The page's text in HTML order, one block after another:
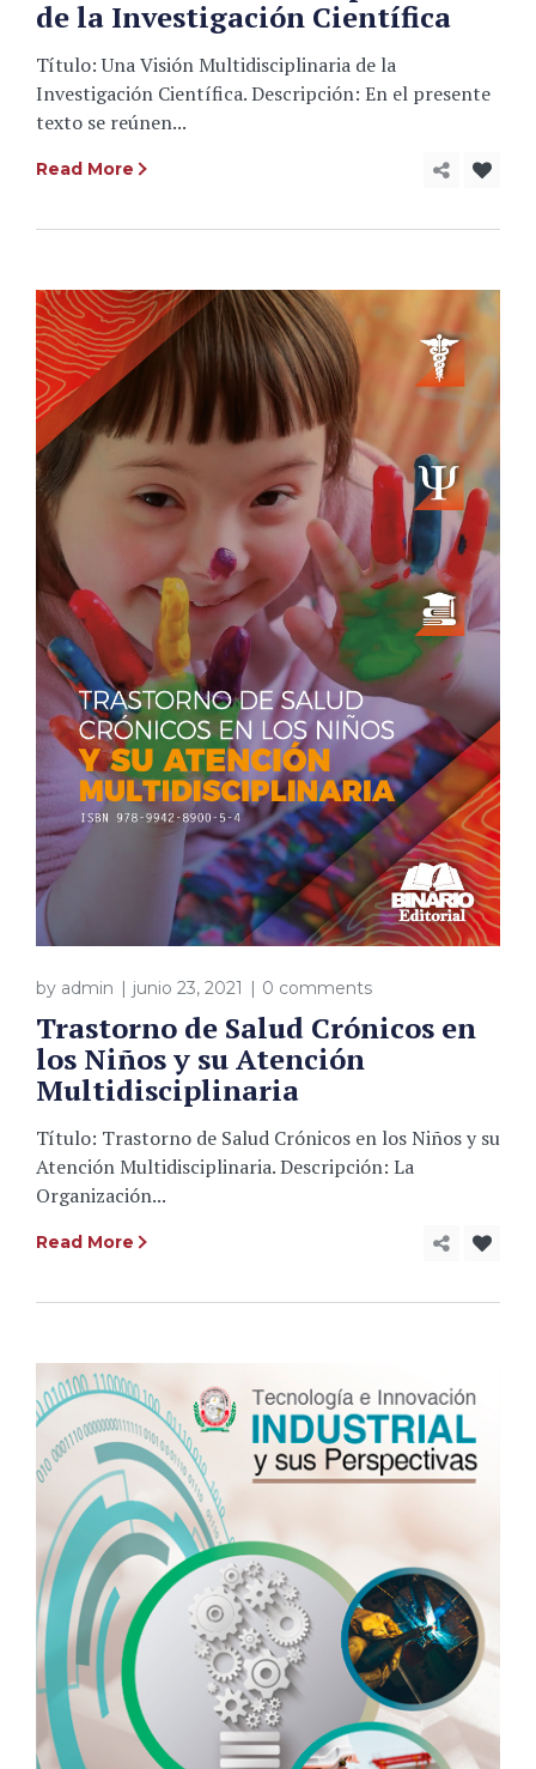
de la Investigación Científica
Título: Una Visión Multidisciplinaria de la
Investigación Científica. Descripción: En el presente
texto se reúnen...
Read More
by admin junio 23, 2021 0 comments
Trastorno de Salud Crónicos en
los Niños y su Atención
Multidisciplinaria
Título: Trastorno de Salud Crónicos en los Niños y su
Atención Multidisciplinaria. Descripción: La
Organización...
Read More